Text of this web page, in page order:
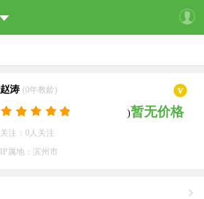
赵涛 (0年教龄)
)暂无价格
关注：0人关注
IP属地：滨州市